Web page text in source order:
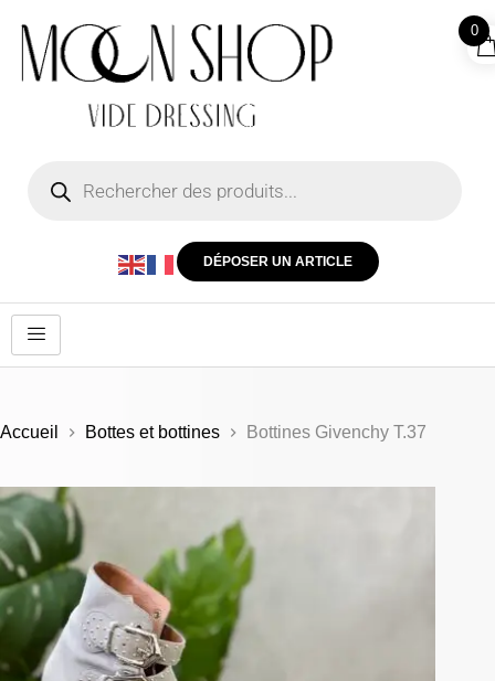
DÉPOSER UN ARTICLE
Accueil Bottes et bottines Bottines Givenchy T.37
0